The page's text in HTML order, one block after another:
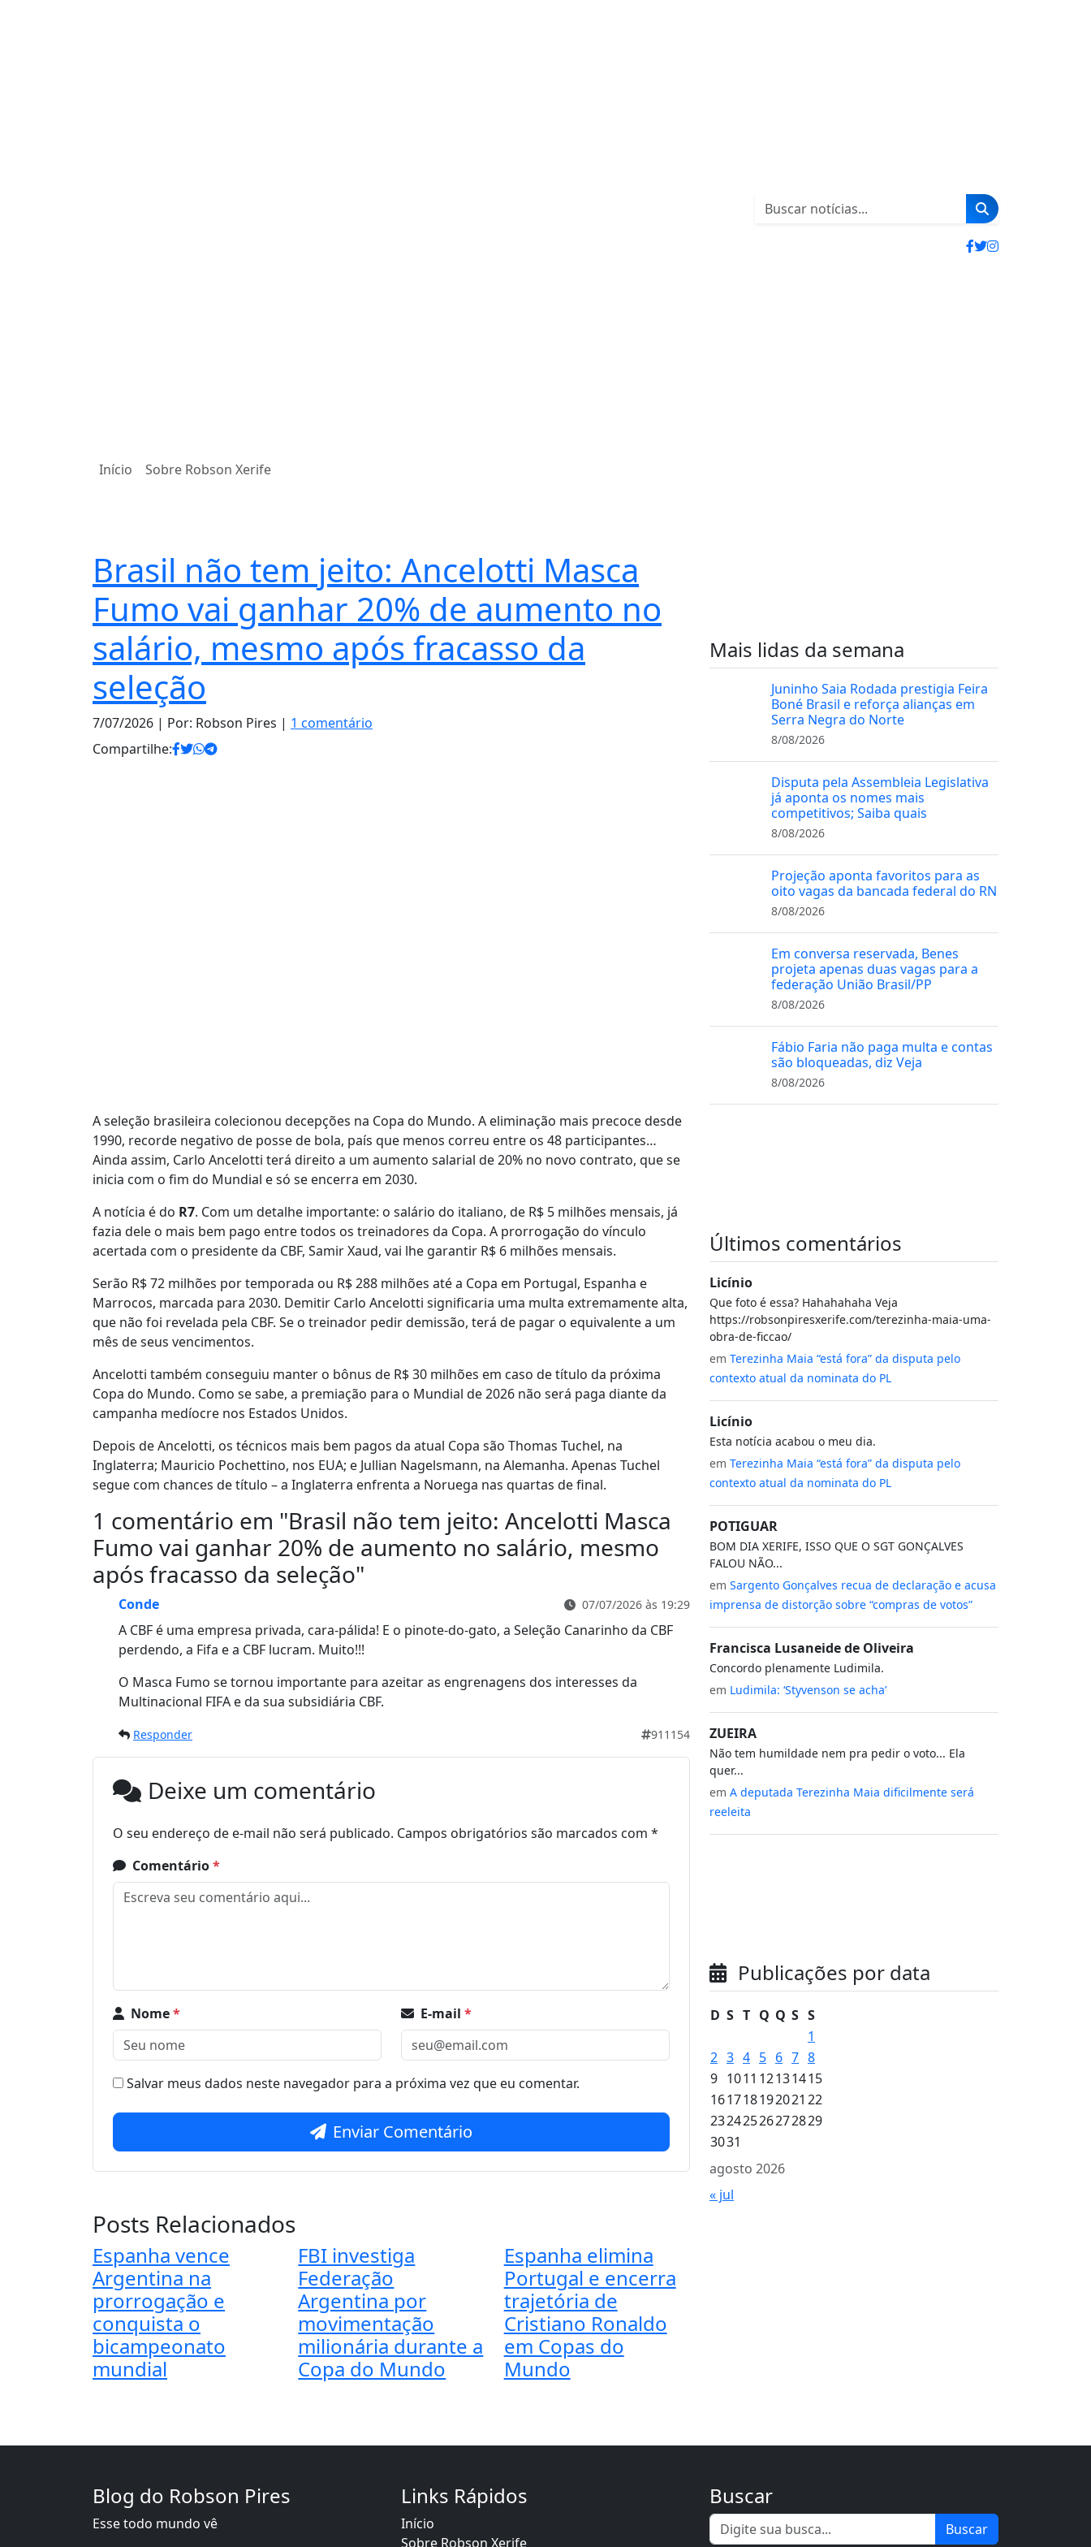
Início Sobre Robson Xerife
Brasil não tem jeito: Ancelotti Masca
Fumo vai ganhar 20% de aumento no
salário, mesmo após fracasso da
seleção
7/07/2026 | Por: Robson Pires | 1 comentário
Compartilhe:
A seleção brasileira colecionou decepções na Copa do Mundo. A eliminação mais precoce desde
1990, recorde negativo de posse de bola, país que menos correu entre os 48 participantes…
Ainda assim, Carlo Ancelotti terá direito a um aumento salarial de 20% no novo contrato, que se
inicia com o fim do Mundial e só se encerra em 2030.
A notícia é do R7. Com um detalhe importante: o salário do italiano, de R$ 5 milhões mensais, já
fazia dele o mais bem pago entre todos os treinadores da Copa. A prorrogação do vínculo
acertada com o presidente da CBF, Samir Xaud, vai lhe garantir R$ 6 milhões mensais.
Serão R$ 72 milhões por temporada ou R$ 288 milhões até a Copa em Portugal, Espanha e
Marrocos, marcada para 2030. Demitir Carlo Ancelotti significaria uma multa extremamente alta,
que não foi revelada pela CBF. Se o treinador pedir demissão, terá de pagar o equivalente a um
mês de seus vencimentos.
Ancelotti também conseguiu manter o bônus de R$ 30 milhões em caso de título da próxima
Copa do Mundo. Como se sabe, a premiação para o Mundial de 2026 não será paga diante da
campanha medíocre nos Estados Unidos.
Depois de Ancelotti, os técnicos mais bem pagos da atual Copa são Thomas Tuchel, na
Inglaterra; Mauricio Pochettino, nos EUA; e Jullian Nagelsmann, na Alemanha. Apenas Tuchel
segue com chances de título – a Inglaterra enfrenta a Noruega nas quartas de final.
1 comentário em "Brasil não tem jeito: Ancelotti Masca
Fumo vai ganhar 20% de aumento no salário, mesmo
após fracasso da seleção"
Conde 07/07/2026 às 19:29
A CBF é uma empresa privada, cara-pálida! E o pinote-do-gato, a Seleção Canarinho da CBF
perdendo, a Fifa e a CBF lucram. Muito!!!
O Masca Fumo se tornou importante para azeitar as engrenagens dos interesses da
Multinacional FIFA e da sua subsidiária CBF.
Responder 911154
Deixe um comentário
O seu endereço de e-mail não será publicado. Campos obrigatórios são marcados com *
Comentário*
Nome* E-mail *
Salvar meus dados neste navegador para a próxima vez que eu comentar.
Enviar Comentário
Posts Relacionados
Espanha vence
Argentina na
prorrogação e
conquista o
bicampeonato
mundial
FBI investiga
Federação
Argentina por
movimentação
milionária durante a
Copa do Mundo
Espanha elimina
Portugal e encerra
trajetória de
Cristiano Ronaldo
em Copas do
Mundo
Mais lidas da semana
Juninho Saia Rodada prestigia Feira
Boné Brasil e reforça alianças em
Serra Negra do Norte
8/08/2026
Disputa pela Assembleia Legislativa
já aponta os nomes mais
competitivos; Saiba quais
8/08/2026
Projeção aponta favoritos para as
oito vagas da bancada federal do RN
8/08/2026
Em conversa reservada, Benes
projeta apenas duas vagas para a
federação União Brasil/PP
8/08/2026
Fábio Faria não paga multa e contas
são bloqueadas, diz Veja
8/08/2026
Últimos comentários
Licínio
Que foto é essa? Hahahahaha Veja
https://robsonpiresxerife.com/terezinha-maia-uma-
obra-de-ficcao/
em Terezinha Maia “está fora” da disputa pelo
contexto atual da nominata do PL
Licínio
Esta notícia acabou o meu dia.
em Terezinha Maia “está fora” da disputa pelo
contexto atual da nominata do PL
POTIGUAR
BOM DIA XERIFE, ISSO QUE O SGT GONÇALVES
FALOU NÃO...
em Sargento Gonçalves recua de declaração e acusa
imprensa de distorção sobre “compras de votos”
Francisca Lusaneide de Oliveira
Concordo plenamente Ludimila.
em Ludimila: ‘Styvenson se acha’
ZUEIRA
Não tem humildade nem pra pedir o voto... Ela
quer...
em A deputada Terezinha Maia dificilmente será
reeleita
Publicações por data
agosto 2026
D S T Q Q S S
1
2 3 4 5 6 7 8
9 1011 12131415
161718192021 22
23242526272829
3031
« jul
Blog do Robson Pires
Esse todo mundo vê
Links Rápidos
Início
Sobre Robson Xerife
Buscar
Buscar